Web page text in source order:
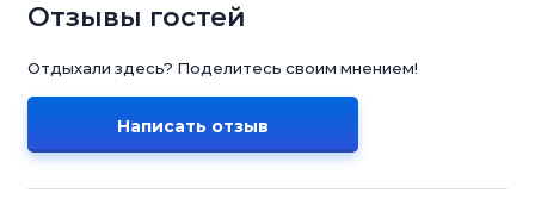
Отзывы гостей
Отдыхали здесь? Поделитесь своим мнением!
Написать отзыв